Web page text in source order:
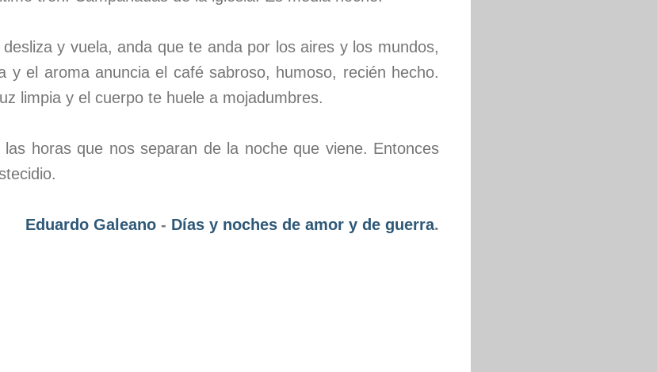
y vuela, anda que te anda por los aires y los mundos,
y el aroma anuncia el café sabroso, humoso, recién hecho.
limpia y el cuerpo te huele a mojadumbres.
horas que nos separan de la noche que viene. Entonces
Eduardo Galeano - Días y noches de amor y de guerra.